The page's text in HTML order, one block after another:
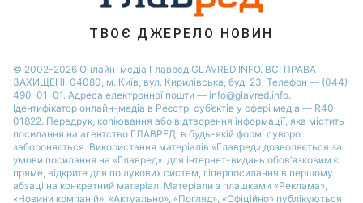
ТВОЄ ДЖЕРЕЛО НОВИН
© 2002-2026 Онлайн-медіа Главред GLAVRED.INFO. ВСІ ПРАВА
ЗАХИЩЕНІ. 04080, м. Київ, вул. Кирилівська, буд. 23. Телефон — (044)
490-01-01. Адреса електронної пошти — info@glavred.info.
Ідентифікатор онлайн-медіа в Реєстрі суб’єктів у сфері медіа — R40-
01822. Передрук, копіювання або відтворення інформації, яка містить
посилання на агентство ГЛАВРЕД, в будь-якій формi суворо
забороняється. Використання матеріалів «Главред» дозволяється за
умови посилання на «Главред». для інтернет-видань обов’язковим є
пряме, відкрите для пошукових систем, гіперпосилання в першому
абзаці на конкретний матеріал. Матеріали з плашками «Реклама»,
«Новини компаній», «Актуально», «Погляд», «Офіційно» публікуються